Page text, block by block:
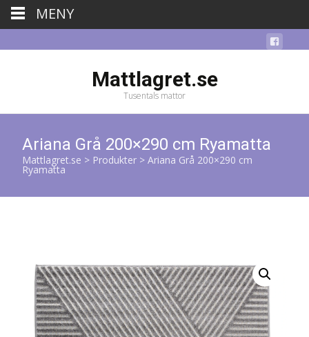
Mattlagret.se
Tusentals mattor
Ariana Grå 200×290 cm Ryamatta
Mattlagret.se > Produkter > Ariana Grå 200×290 cm
Ryamatta
MENY